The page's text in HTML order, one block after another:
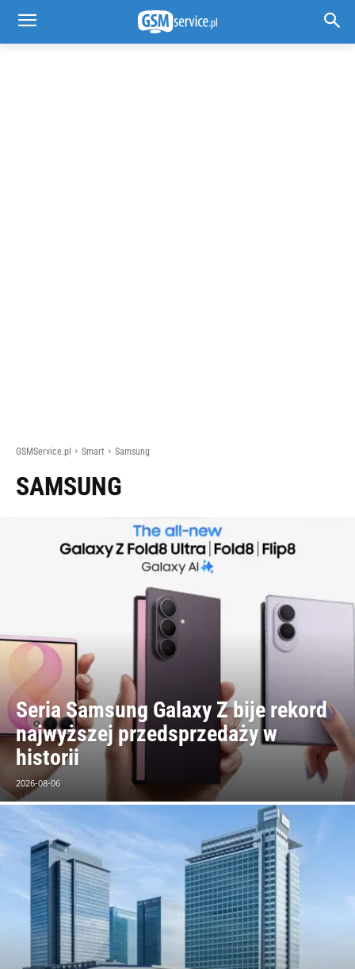
GSMService.pl Smart Samsung
SAMSUNG
Seria Samsung Galaxy Z bije rekord
najwyższej przedsprzedaży w
historii
2026-08-06